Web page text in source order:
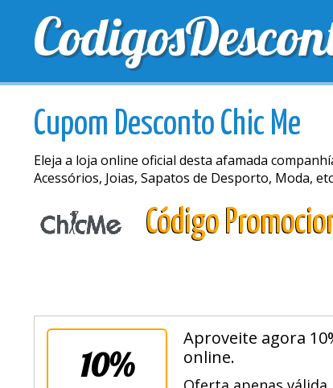
CUPONS EXCLUSIVOS
Cupom Desconto Chic Me
Eleja a loja online oficial desta afamada
Acessórios, Joias, Sapatos de Desporto, Moda,
Código
10%
Aproveite agora
online.